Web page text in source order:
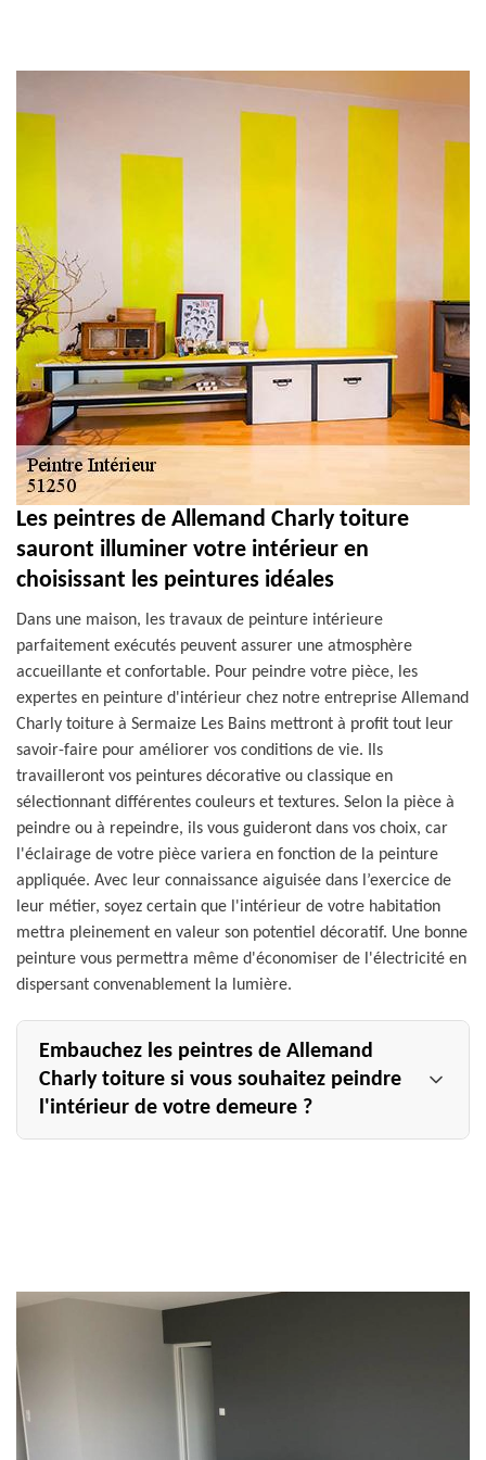
et PVC 51
Les peintres de Allemand Charly toiture
sauront illuminer votre intérieur en
choisissant les peintures idéales
Dans une maison, les travaux de peinture intérieure
parfaitement exécutés peuvent assurer une atmosphère
accueillante et confortable. Pour peindre votre pièce, les
expertes en peinture d'intérieur chez notre entreprise Allemand
Charly toiture à Sermaize Les Bains mettront à profit tout leur
savoir-faire pour améliorer vos conditions de vie. Ils
travailleront vos peintures décorative ou classique en
sélectionnant différentes couleurs et textures. Selon la pièce à
peindre ou à repeindre, ils vous guideront dans vos choix, car
l'éclairage de votre pièce variera en fonction de la peinture
appliquée. Avec leur connaissance aiguisée dans l’exercice de
leur métier, soyez certain que l'intérieur de votre habitation
mettra pleinement en valeur son potentiel décoratif. Une bonne
peinture vous permettra même d'économiser de l'électricité en
dispersant convenablement la lumière.
Embauchez les peintres de Allemand
Charly toiture si vous souhaitez peindre
l'intérieur de votre demeure ?
Allemand Charly toiture à Sermaize Les Bains peut se
déplacer dans toute la région du 51250 pour peindre vos
pièces avec de belles couleurs chatoyantes. Forts de nos
années d'expérience dans le domaine de la peinture
conformer aux normes et à vos goûts esthétiques. Nous